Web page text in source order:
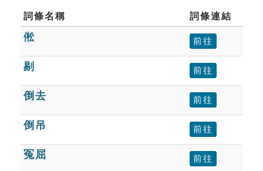
單字索引
生命大百科索引
遊戲專區
教學應用
貓頭鷹博士
詞條名稱 詞條連結
倯 前往
剔 前往
倒去 前往
倒吊 前往
冤屈 前往